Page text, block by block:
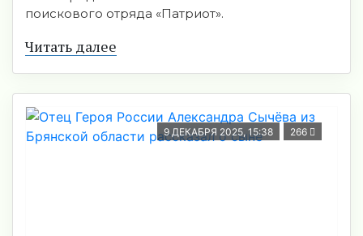
поискового отряда «Патриот».
Читать далее
9 ДЕКАБРЯ 2025, 15:38 266